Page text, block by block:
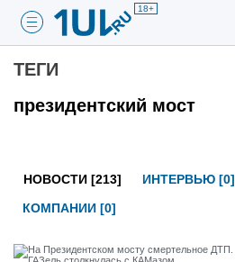
18+
ТЕГИ
президентский мост
НОВОСТИ [213] ИНТЕРВЬЮ [0]
КОМПАНИИ [0]